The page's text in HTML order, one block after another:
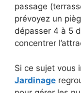
passage
prévoyez un
dépasser 4 à 5
concentrer
Si ce sujet vous
Jardinage